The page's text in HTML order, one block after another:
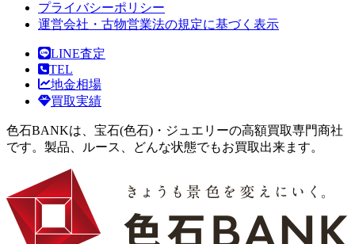
プライバシーポリシー
運営会社・古物営業法の規定に基づく表示
LINE査定
TEL
地金相場
買取実績
色石BANKは、宝石(色石)・ジュエリーの高額買取専門商社
です。製品、ルース、どんな状態でもお買取出来ます。